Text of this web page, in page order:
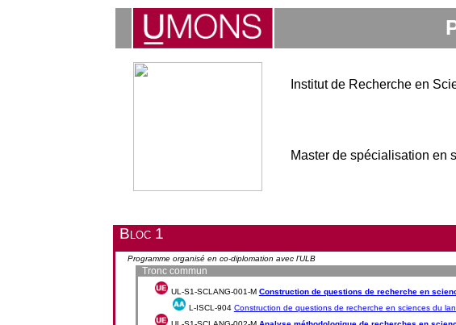
Institut de Recherche en
Master de spécialisation en
Bloc 1
Programme organisé en co-diplomation avec l'ULB
Tronc commun
UL-S1-SCLANG-001-M Construction de questions de recherche en
L-ISCL-904 Construction de questions de recherche en sciences du